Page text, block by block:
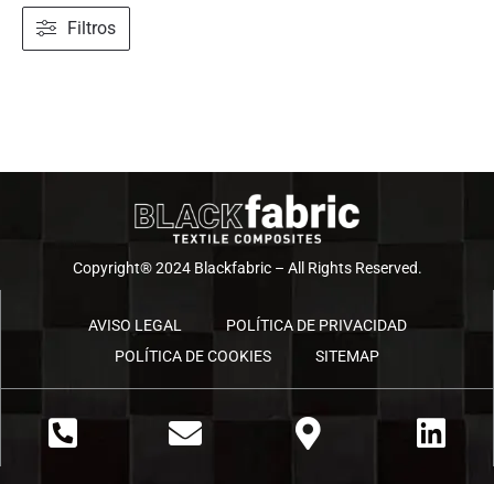
Filtros
Copyright® 2024 Blackfabric – All Rights Reserved.
AVISO LEGAL
POLÍTICA DE PRIVACIDAD
POLÍTICA DE COOKIES
SITEMAP